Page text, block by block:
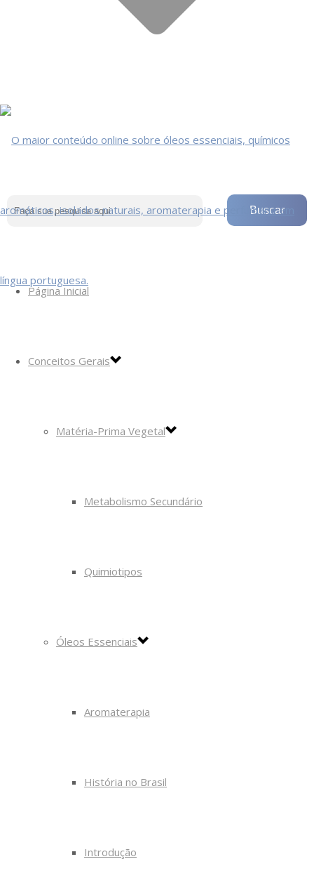
Página Inicial
Conceitos Gerais
Matéria-Prima Vegetal
Metabolismo Secundário
Quimiotipos
Óleos Essenciais
Aromaterapia
História no Brasil
Introdução